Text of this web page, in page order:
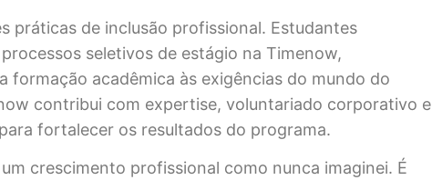
práticas de inclusão profissional. Estudantes
seletivos de estágio na Timenow,
formação acadêmica às exigências do mundo do
contribui com expertise, voluntariado corporativo e
fortalecer os resultados do programa.
crescimento profissional como nunca imaginei. É